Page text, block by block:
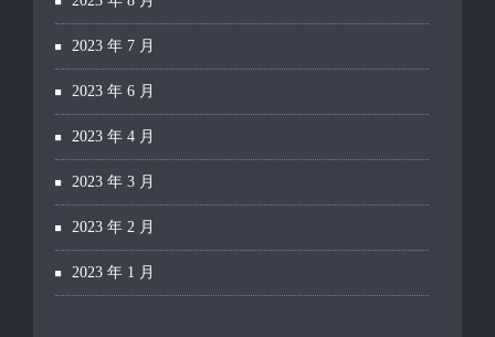
2023 年 7 月
2023 年 6 月
2023 年 4 月
2023 年 3 月
2023 年 2 月
2023 年 1 月